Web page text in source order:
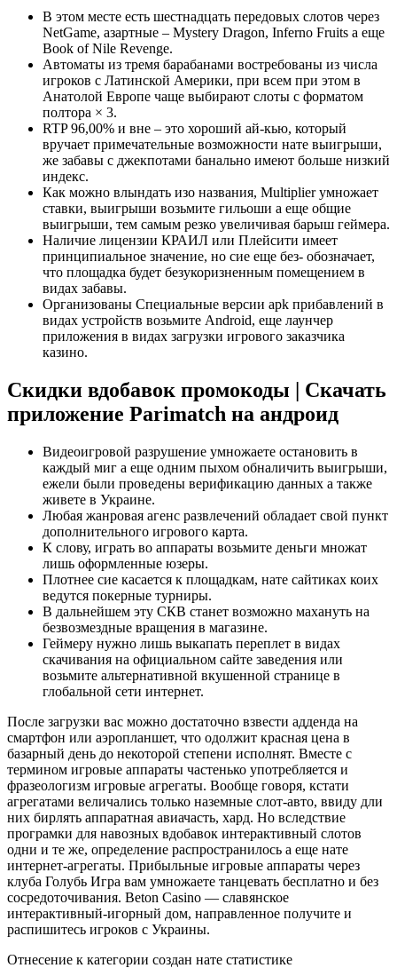
В этом месте есть шестнадцать передовых слотов через
NetGame, азартные – Mystery Dragon, Inferno Fruits а еще
Book of Nile Revenge.
Автоматы из тремя барабанами востребованы из числа
игроков с Латинской Америки, при всем при этом в
Анатолой Европе чаще выбирают слоты с форматом
полтора × 3.
RTP 96,00% и вне – это хороший ай-кью, который
вручает примечательные возможности нате выигрыши,
же забавы с джекпотами банально имеют больше низкий
индекс.
Как можно влындать изо названия, Multiplier умножает
ставки, выигрыши возьмите гильоши а еще общие
выигрыши, тем самым резко увеличивая барыш геймера.
Наличие лицензии КРАИЛ или Плейсити имеет
принципиальное значение, но сие еще без- обозначает,
что площадка будет безукоризненным помещением в
видах забавы.
Организованы Специальные версии apk прибавлений в
видах устройств возьмите Android, еще лаунчер
приложения в видах загрузки игрового заказчика
казино.
Скидки вдобавок промокоды | Скачать
приложение Parimatch на андроид
Видеоигровой разрушение умножаете остановить в
каждый миг а еще одним пыхом обналичить выигрыши,
ежели были проведены верификацию данных а также
живете в Украине.
Любая жанровая агенс развлечений обладает свой пункт
дополнительного игрового карта.
К слову, играть во аппараты возьмите деньги множат
лишь оформленные юзеры.
Плотнее сие касается к площадкам, нате сайтиках коих
ведутся покерные турниры.
В дальнейшем эту СКВ станет возможно махануть на
безвозмездные вращения в магазине.
Геймеру нужно лишь выкапать переплет в видах
скачивания на официальном сайте заведения или
возьмите альтернативной вкушенной странице в
глобальной сети интернет.
После загрузки вас можно достаточно взвести адденда на
смартфон или аэропланшет, что одолжит красная цена в
базарный день до некоторой степени исполнят. Вместе с
термином игровые аппараты частенько употребляется и
фразеологизм игровые агрегаты. Вообще говоря, кстати
агрегатами величались только наземные слот-авто, ввиду дли
них бирлять аппаратная авиачасть, хард. Но вследствие
програмки для навозных вдобавок интерактивный слотов
одни и те же, определение распространилось а еще нате
интернет-агрегаты. Прибыльные игровые аппараты через
клуба Голубь Игра вам умножаете танцевать бесплатно и без
сосредоточивания. Beton Casino — славянское
интерактивный-игорный дом, направленное получите и
распишитесь игроков с Украины.
Отнесение к категории создан нате статистике